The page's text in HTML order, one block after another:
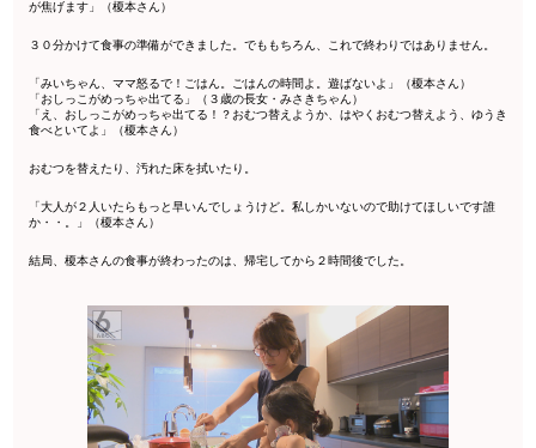
が焦げます」（榎本さん）
３０分かけて食事の準備ができました。でももちろん、これで終わりではありません。
「みいちゃん、ママ怒るで！ごはん。ごはんの時間よ。遊ばないよ」（榎本さん）
「おしっこがめっちゃ出てる」（３歳の長女・みさきちゃん）
「え、おしっこがめっちゃ出てる！？おむつ替えようか、はやくおむつ替えよう、ゆうき
食べといてよ」（榎本さん）
おむつを替えたり、汚れた床を拭いたり。
「大人が２人いたらもっと早いんでしょうけど。私しかいないので助けてほしいです誰
か・・。」（榎本さん）
結局、榎本さんの食事が終わったのは、帰宅してから２時間後でした。